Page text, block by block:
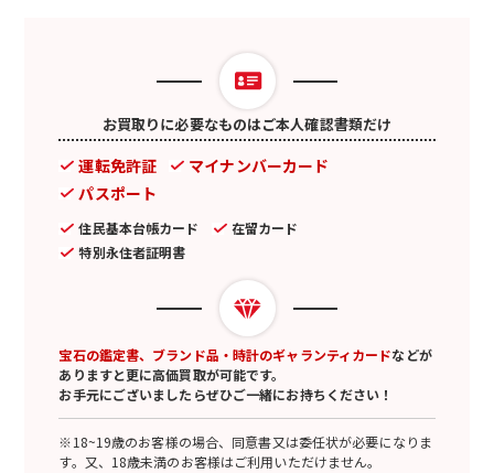
お買取りに必要なものはご本人確認書類だけ
運転免許証
マイナンバーカード
パスポート
住民基本台帳カード
在留カード
特別永住者証明書
宝石の鑑定書、ブランド品・時計のギャランティカードなどが
ありますと更に高価買取が可能です。
お手元にございましたらぜひご一緒にお持ちください！
※18~19歳のお客様の場合、同意書又は委任状が必要になりま
す。又、18歳未満のお客様はご利用いただけません。